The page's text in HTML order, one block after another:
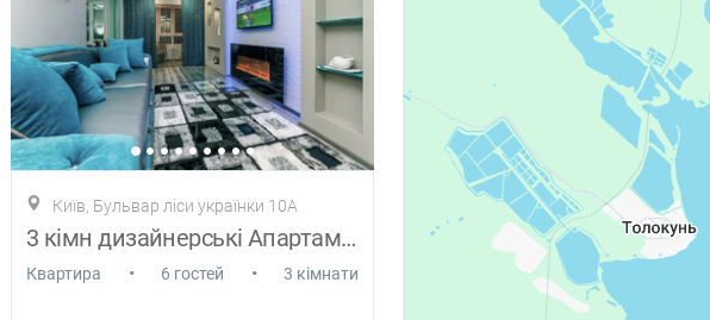
Київ, Бульвар ліси українки 10А
3 кімн дизайнерські Апартаменти в центрі
Квартира • 6 гостей • 3 кімнати